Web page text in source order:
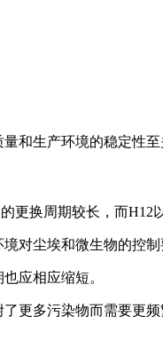
和生产环境的稳定性
换周期较长，而H12
对尘埃和微生物的控
应相应缩短。
更多污染物而需要更频